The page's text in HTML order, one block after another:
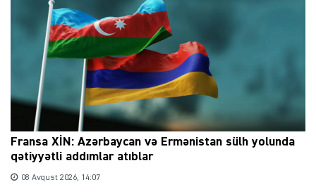
Fransa XİN: Azərbaycan və Ermənistan sülh yolunda
qətiyyətli addımlar atıblar
08 Avqust 2026, 14:07